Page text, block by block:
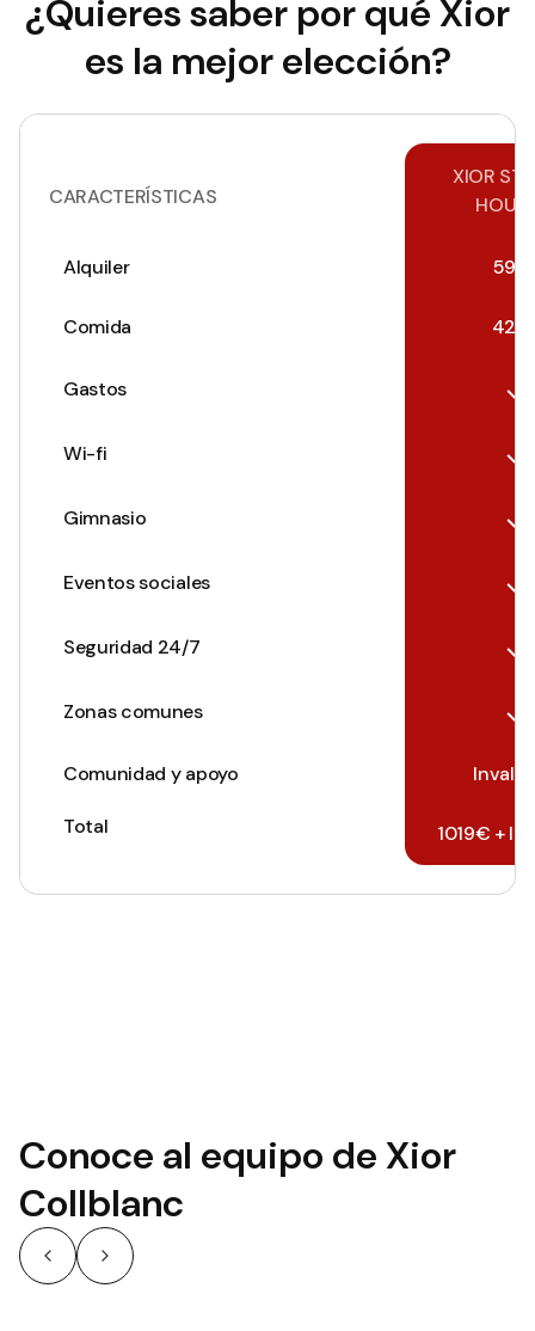
¿Quieres saber por qué Xior
es la mejor elección?
CARACTERÍSTICAS
XIOR
Alquiler
Comida
Gastos
Wi-fi
Gimnasio
Eventos sociales
Seguridad 24/7
Zonas comunes
Comunidad y apoyo
Total 1019€ +
Conoce al equipo de Xior
Collblanc